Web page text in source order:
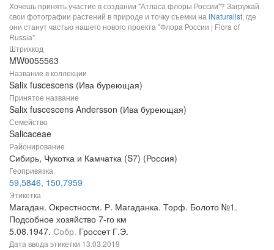
Хочешь принять участие в создании "Атласа флоры России"? Загружай
свои фотографии растений в природе и точку съемки на iNaturalist, где
они станут частью нашего нового проекта "Флора России | Flora of
Russia".
Штрихкод
MW0055563
Название в коллекции
Salix fuscescens (Ива буреющая)
Принятое название
Salix fuscescens Andersson (Ива буреющая)
Семейство
Salicaceae
Районирование
Сибирь, Чукотка и Камчатка (S7) (Россия)
Геопривязка
59,5846, 150,7959
Этикетка
Магадан. Окрестности. Р. Магаданка. Торф. Болото №1.
Подсобное хозяйство 7-го км
5.08.1947. Собр. Гроссет Г.Э.
Дата ввода этикетки 13.03.2019